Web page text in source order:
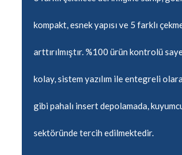
kompakt, esnek yapısı ve 5 farklı
arttırılmıştır. %100 ürün kontrolü
kolay, sistem yazılım ile entegreli
gibi pahalı insert depolamada,
sektöründe tercih edilmektedir.